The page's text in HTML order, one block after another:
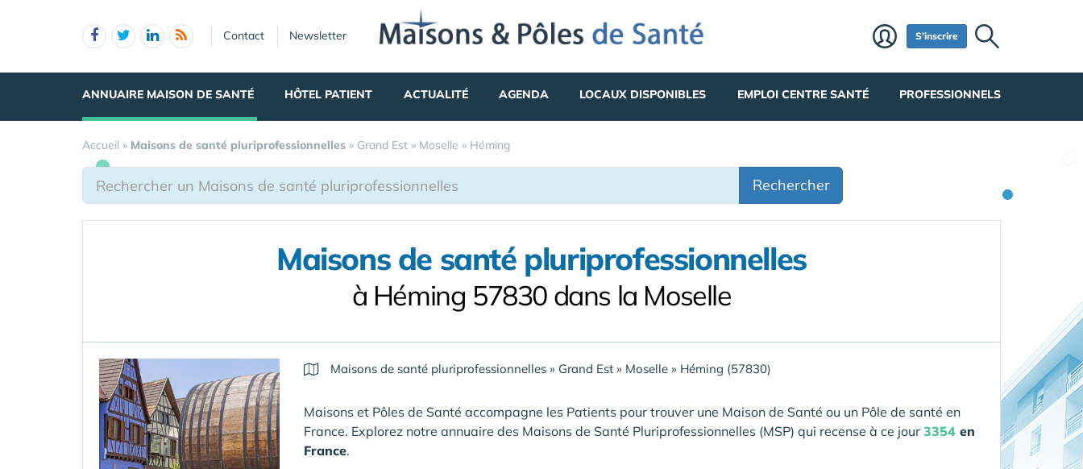
Contact Newsletter S'inscrire
ANNUAIRE MAISON DE SANTÉ HÔTEL PATIENT ACTUALITÉ AGENDA LOCAUX DISPONIBLES EMPLOI CENTRE SANTÉ PROFESSIONNELS
Accueil » Maisons de santé pluriprofessionnelles » Grand Est » Moselle » Héming
Rechercher
Maisons de santé pluriprofessionnelles
à Héming 57830 dans la Moselle
Maisons de santé pluriprofessionnelles » Grand Est » Moselle » Héming (57830)
Maisons et Pôles de Santé accompagne les Patients pour trouver une Maison de Santé ou un Pôle de santé en
France. Explorez notre annuaire des Maisons de Santé Pluriprofessionnelles (MSP) qui recense à ce jour 3354 en
France.